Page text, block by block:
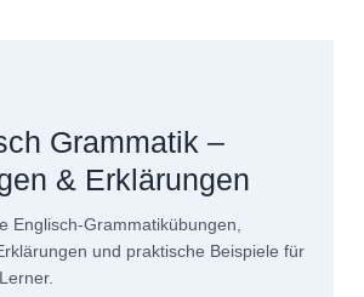
Grammatik –
& Erklärungen
Englisch-Grammatikübungen,
und praktische Beispiele für